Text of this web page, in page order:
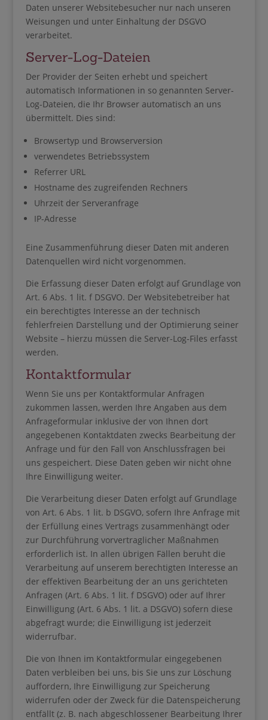
Daten unserer Websitebesucher nur nach unseren
Weisungen und unter Einhaltung der DSGVO
verarbeitet.
Server-Log-Dateien
Der Provider der Seiten erhebt und speichert
automatisch Informationen in so genannten Server-
Log-Dateien, die Ihr Browser automatisch an uns
übermittelt. Dies sind:
Browsertyp und Browserversion
verwendetes Betriebssystem
Referrer URL
Hostname des zugreifenden Rechners
Uhrzeit der Serveranfrage
IP-Adresse
Eine Zusammenführung dieser Daten mit anderen
Datenquellen wird nicht vorgenommen.
Die Erfassung dieser Daten erfolgt auf Grundlage von
Art. 6 Abs. 1 lit. f DSGVO. Der Websitebetreiber hat
ein berechtigtes Interesse an der technisch
fehlerfreien Darstellung und der Optimierung seiner
Website – hierzu müssen die Server-Log-Files erfasst
werden.
Kontaktformular
Wenn Sie uns per Kontaktformular Anfragen
zukommen lassen, werden Ihre Angaben aus dem
Anfrageformular inklusive der von Ihnen dort
angegebenen Kontaktdaten zwecks Bearbeitung der
Anfrage und für den Fall von Anschlussfragen bei
uns gespeichert. Diese Daten geben wir nicht ohne
Ihre Einwilligung weiter.
Die Verarbeitung dieser Daten erfolgt auf Grundlage
von Art. 6 Abs. 1 lit. b DSGVO, sofern Ihre Anfrage mit
der Erfüllung eines Vertrags zusammenhängt oder
zur Durchführung vorvertraglicher Maßnahmen
erforderlich ist. In allen übrigen Fällen beruht die
Verarbeitung auf unserem berechtigten Interesse an
der effektiven Bearbeitung der an uns gerichteten
Anfragen (Art. 6 Abs. 1 lit. f DSGVO) oder auf Ihrer
Einwilligung (Art. 6 Abs. 1 lit. a DSGVO) sofern diese
abgefragt wurde; die Einwilligung ist jederzeit
widerrufbar.
Die von Ihnen im Kontaktformular eingegebenen
Daten verbleiben bei uns, bis Sie uns zur Löschung
auffordern, Ihre Einwilligung zur Speicherung
widerrufen oder der Zweck für die Datenspeicherung
entfällt (z. B. nach abgeschlossener Bearbeitung Ihrer